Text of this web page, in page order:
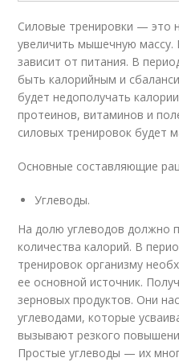
Силовые тренировки — это
увеличить мышечную массу.
зависит от питания. В
быть калорийным и
будет недополучать
протеинов, витаминов и
силовых тренировок будет
Основные составляющие
Углеводы.
На долю углеводов должно
количества калорий. В
тренировок организму
ее основной источник.
зерновых продуктов. Они
углеводами, которые
вызывают резкого
Простые углеводы — их